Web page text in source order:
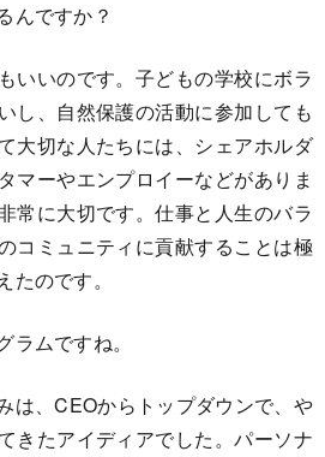
んですか？
いいのです。子どもの学校にボラ
し、自然保護の活動に参加しても
大切な人たちには、シェアホルダ
マーやエンプロイーなどがありま
常に大切です。仕事と人生のバラ
コミュニティに貢献することは極
のです。
ラムですね。
は、CEOからトップダウンで、や
きたアイディアでした。パーソナ